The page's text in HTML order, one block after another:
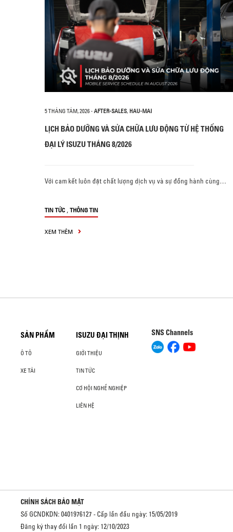
5 THÁNG TÁM, 2026- AFTER-SALES, HAU-MAI
LỊCH BẢO DƯỠNG VÀ SỬA CHỮA LƯU ĐỘNG TỪ HỆ THỐNG
ĐẠI LÝ ISUZU THÁNG 8/2026
Với cam kết luôn đặt chất lượng dịch vụ và sự đồng hành cùng…
TIN TỨC , THÔNG TIN
XEM THÊM
SẢN PHẨM
Ô TÔ
XE TẢI
ISUZU ĐẠI THỊNH
GIỚI THIỆU
TIN TỨC
CƠ HỘI NGHỀ NGHIỆP
LIÊN HỆ
SNS Channels
CHÍNH SÁCH BẢO MẬT
Số GCNDKDN: 0401976127 - Cấp lần đầu ngày: 15/05/2019
Đăng ký thay đổi lần 1 ngày: 12/10/2023